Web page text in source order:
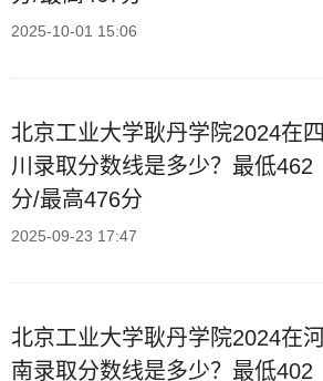
2025-10-01 15:06
北京工业大学耿丹学院2024在四
川录取分数线是多少？最低462
分/最高476分
2025-09-23 17:47
北京工业大学耿丹学院2024在河
南录取分数线是多少？最低402